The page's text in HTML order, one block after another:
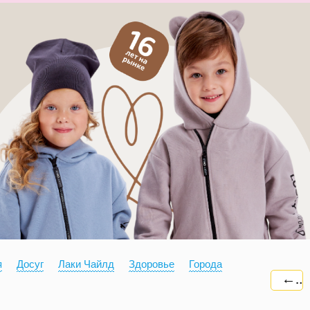
Досуг Лаки Чайлд Здоровье Города
←